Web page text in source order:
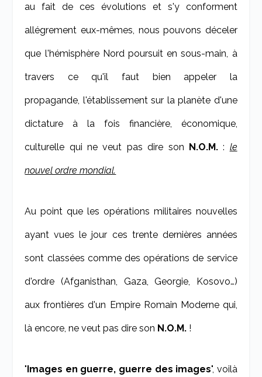
au fait de ces évolutions et s'y conforment
allégrement eux-mêmes, nous pouvons déceler
que l'hémisphère Nord poursuit en sous-main, à
travers ce qu'il faut bien appeler la
propagande, l'établissement sur la planète d'une
dictature à la fois financière, économique,
culturelle qui ne veut pas dire son N.O.M.: le
nouvel ordre mondial.
Au point que les opérations militaires nouvelles
ayant vues le jour ces trente dernières années
sont classées comme des opérations de service
d'ordre (Afganisthan, Gaza, Georgie, Kosovo…)
aux frontières d'un Empire Romain Moderne qui,
là encore, ne veut pas dire son N.O.M. !
" Images en guerre, guerre des images", voilà